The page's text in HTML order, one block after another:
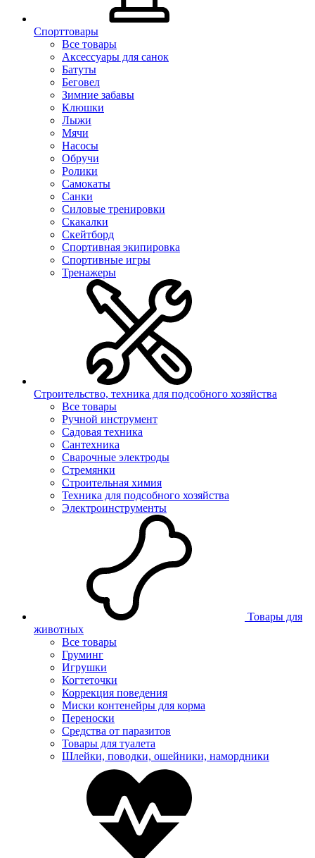
Спорттовары
Все товары
Аксессуары для санок
Батуты
Беговел
Зимние забавы
Клюшки
Лыжи
Мячи
Насосы
Обручи
Ролики
Самокаты
Санки
Силовые тренировки
Скакалки
Скейтборд
Спортивная экипировка
Спортивные игры
Тренажеры
Строительство, техника для подсобного хозяйства
Все товары
Ручной инструмент
Садовая техника
Сантехника
Сварочные электроды
Стремянки
Строительная химия
Техника для подсобного хозяйства
Электроинструменты
Товары для
животных
Все товары
Груминг
Игрушки
Когтеточки
Коррекция поведения
Миски контенейры для корма
Переноски
Средства от паразитов
Товары для туалета
Шлейки, поводки, ошейники, намордники